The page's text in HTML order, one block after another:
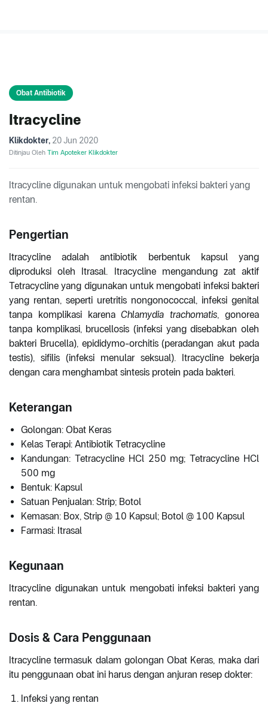
Obat Antibiotik
Itracycline
Klikdokter, 20 Jun 2020
Ditinjau Oleh Tim Apoteker Klikdokter
Itracycline digunakan untuk mengobati infeksi bakteri yang
rentan.
Pengertian
Itracycline adalah antibiotik berbentuk kapsul yang
diproduksi oleh Itrasal. Itracycline mengandung zat aktif
Tetracycline yang digunakan untuk mengobati infeksi bakteri
yang rentan, seperti uretritis nongonococcal, infeksi genital
tanpa komplikasi karenaChlamydia trachomatis, gonorea
tanpa komplikasi, brucellosis (infeksi yang disebabkan oleh
bakteri Brucella), epididymo-orchitis (peradangan akut pada
testis), sifilis (infeksi menular seksual). Itracycline bekerja
dengan cara menghambat sintesis protein pada bakteri.
Keterangan
Golongan: Obat Keras
Kelas Terapi: Antibiotik Tetracycline
Kandungan: Tetracycline HCl 250 mg; Tetracycline HCl
500 mg
Bentuk: Kapsul
Satuan Penjualan: Strip; Botol
Kemasan: Box, Strip @ 10 Kapsul; Botol @ 100 Kapsul
Farmasi: Itrasal
Kegunaan
Itracycline digunakan untuk mengobati infeksi bakteri yang
rentan.
Dosis & Cara Penggunaan
Itracycline termasuk dalam golongan Obat Keras, maka dari
itu penggunaan obat ini harus dengan anjuran resep dokter:
Infeksi yang rentan